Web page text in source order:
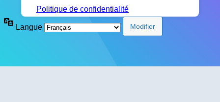
Politique de confidentialité
Langue